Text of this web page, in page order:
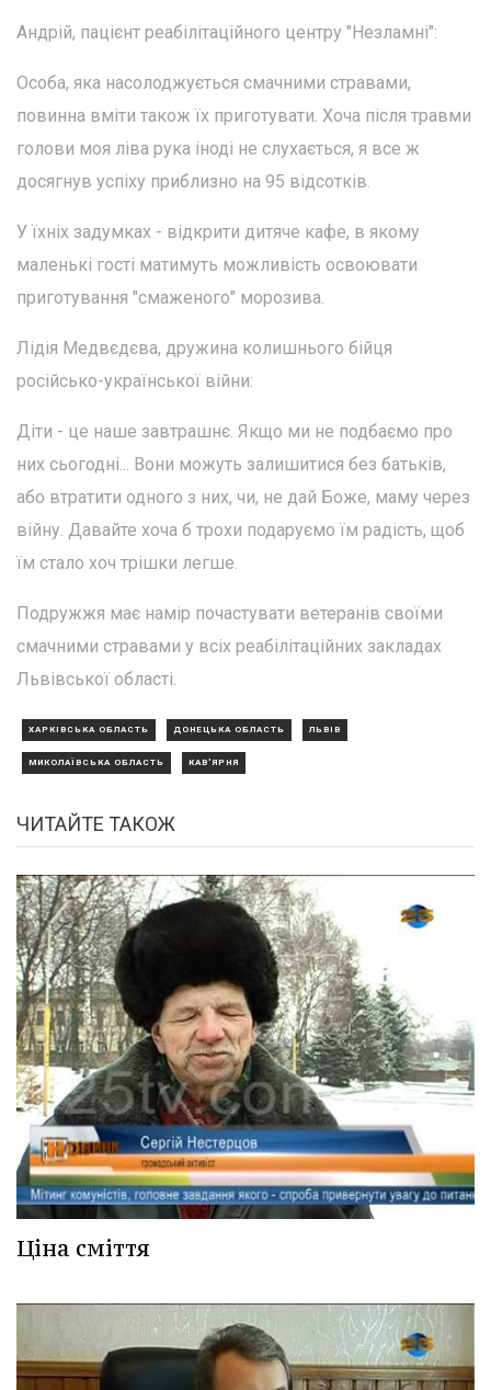
Андрій, пацієнт реабілітаційного центру "Незламні":
Особа, яка насолоджується смачними стравами,
повинна вміти також їх приготувати. Хоча після травми
голови моя ліва рука іноді не слухається, я все ж
досягнув успіху приблизно на 95 відсотків.
У їхніх задумках - відкрити дитяче кафе, в якому
маленькі гості матимуть можливість освоювати
приготування "смаженого" морозива.
Лідія Медвєдєва, дружина колишнього бійця
російсько-української війни:
Діти - це наше завтрашнє. Якщо ми не подбаємо про
них сьогодні... Вони можуть залишитися без батьків,
або втратити одного з них, чи, не дай Боже, маму через
війну. Давайте хоча б трохи подаруємо їм радість, щоб
їм стало хоч трішки легше.
Подружжя має намір почастувати ветеранів своїми
смачними стравами у всіх реабілітаційних закладах
Львівської області.
ХАРКІВСЬКА ОБЛАСТЬ ДОНЕЦЬКА ОБЛАСТЬ ЛЬВІВ
МИКОЛАЇВСЬКА ОБЛАСТЬ КАВ'ЯРНЯ
ЧИТАЙТЕ ТАКОЖ
Ціна сміття